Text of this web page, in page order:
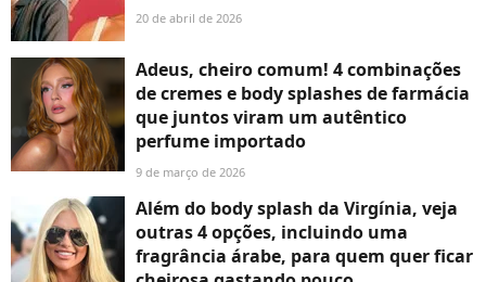
20 de abril de 2026
Adeus, cheiro comum! 4 combinações
de cremes e body splashes de farmácia
que juntos viram um autêntico
perfume importado
9 de março de 2026
Além do body splash da Virgínia, veja
outras 4 opções, incluindo uma
fragrância árabe, para quem quer ficar